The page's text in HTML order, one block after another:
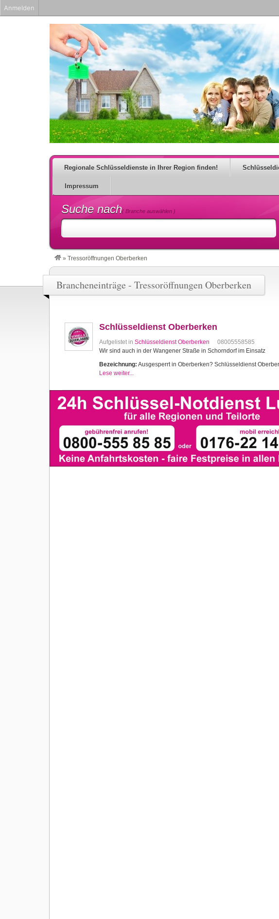
Regionale Schlüsseldienste in Ihrer Region finden!
Impressum
Suche nach( Branche auswählen )
» Tressoröffnungen Oberberken
Brancheneinträge - Tressoröffnungen Oberberken
Schlüsseldienst Oberberken
Aufgelistet in Schlüsseldienst Oberberken
08005558585
Wir sind auch in der Wangener Straße in Schorndorf im Einsatz
Bezeichnung: Ausgesperrt in Oberberken? Schlüsseldienst
Lese weiter...
Anmelden